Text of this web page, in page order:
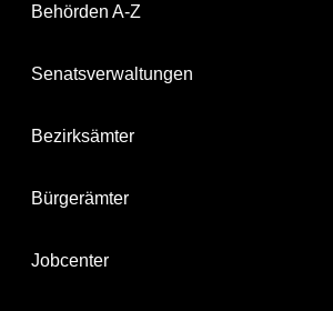
Behörden A-Z
Senatsverwaltungen
Bezirksämter
Bürgerämter
Jobcenter